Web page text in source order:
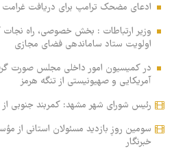
ادعای مضحک ترامپ برای دریافت غرامت
وزیر ارتباطات : بخش خصوصی، راه
اولویت ستاد ساماندهی فضای مجازی
در کمیسیون امور داخلی مجلس صورت
آمریکایی و صهیونیستی از تنگه هرمز
رئیس شورای شهر مشهد: کمربند
سومین روزِ بازدید مسئولان استانی از
خبرنگار